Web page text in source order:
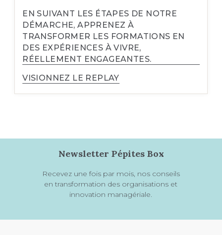
EN SUIVANT LES ÉTAPES DE NOTRE
DÉMARCHE, APPRENEZ À
TRANSFORMER LES FORMATIONS EN
DES EXPÉRIENCES À VIVRE,
RÉELLEMENT ENGAGEANTES.
VISIONNEZ LE REPLAY
Newsletter Pépites Box
Recevez une fois par mois, nos conseils
en transformation des organisations et
innovation managériale.